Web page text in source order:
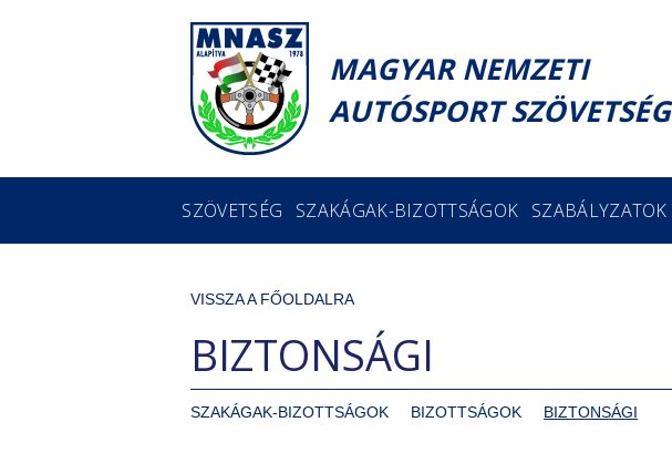
MAGYAR NEMZETI
AUTÓSPORT SZÖVETSÉG
SZÖVETSÉG SZAKÁGAK-BIZOTTSÁGOK SZABÁLYZATOK
VISSZA A FŐOLDALRA
BIZTONSÁGI
SZAKÁGAK-BIZOTTSÁGOK BIZOTTSÁGOK BIZTONSÁGI